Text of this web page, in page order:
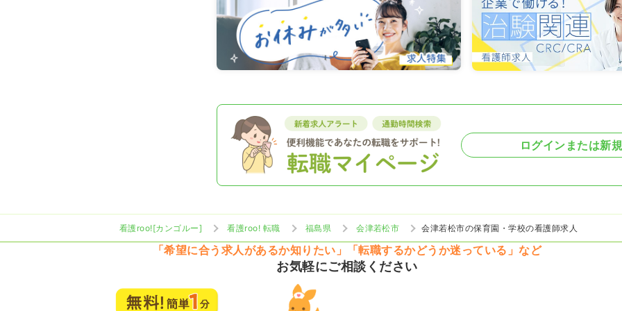
ログインまたは新
看護roo![カンゴルー] 看護roo! 転職 福島県 会津若松市 会津若松市の保育園・学校の看護師求人
「希望に合う求人があるか知りたい」「転職するかどうか迷っている」など
お気軽にご相談ください